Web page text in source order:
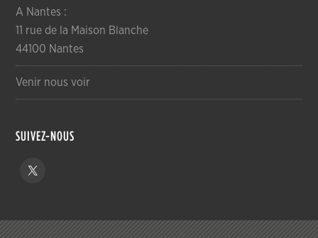
A Nantes :
11 rue de la Maison Blanche
44100 Nantes
Venir nous voir
SUIVEZ-NOUS